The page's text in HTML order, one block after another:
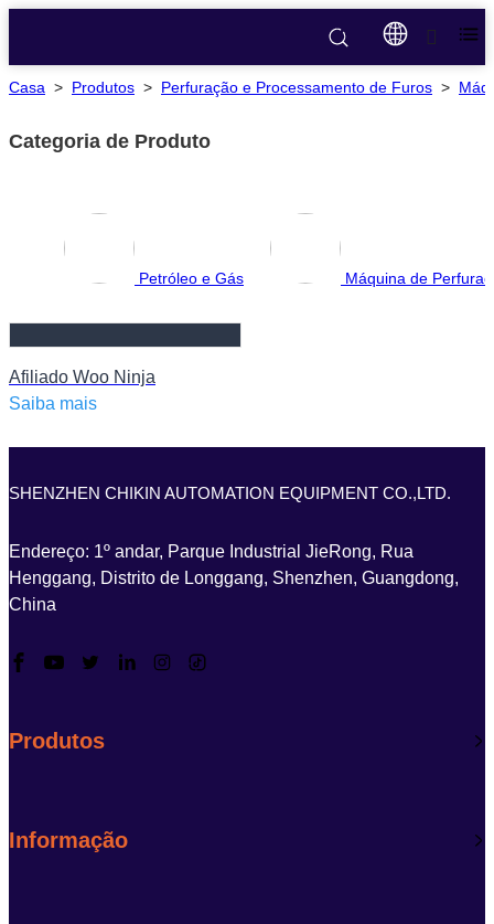
Casa > Produtos > Perfuração e Processamento de Furos >
Categoria de Produto
Petróleo e Gás Máquina de
Afiliado Woo Ninja
Saiba mais
SHENZHEN CHIKIN AUTOMATION EQUIPMENT CO.,LTD.
Endereço: 1º andar, Parque Industrial JieRong, Rua
Henggang, Distrito de Longgang, Shenzhen, Guangdong,
China
Produtos
Informação